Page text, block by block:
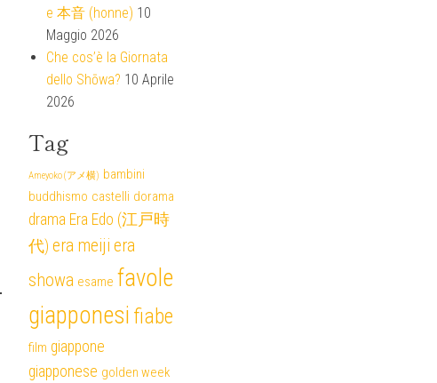
e 本音 (honne) 10
Maggio 2026
Che cos’è la Giornata
dello Shōwa? 10 Aprile
2026
Tag
Ameyoko (アメ横) bambini
buddhismo castelli dorama
drama Era Edo (江戸時
代) era meiji era
showa esame favole
giapponesi fiabe
film giappone
giapponese golden week